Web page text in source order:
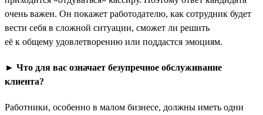
очень важен. Он покажет работодателю, как сотрудник будет
вести себя в сложной ситуации, сможет ли решить
её к общему удовлетворению или поддастся эмоциям.
► Что для вас означает безупречное обслуживание
клиента?
Работники, особенно в малом бизнесе, должны иметь одни